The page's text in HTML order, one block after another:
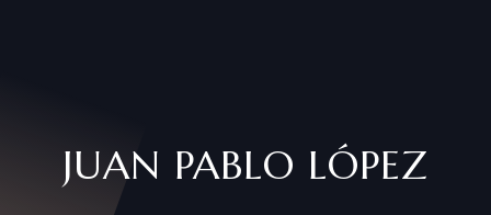
JUAN PABLO LÓPEZ